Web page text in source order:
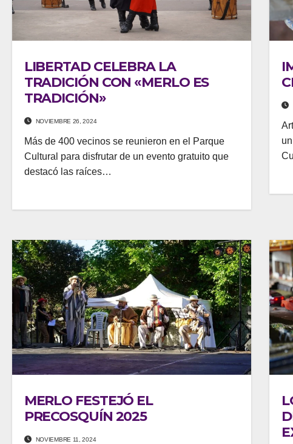
LIBERTAD CELEBRA LA
TRADICIÓN CON «MERLO ES
TRADICIÓN»
NOVIEMBRE 26, 2024
Más de 400 vecinos se reunieron en el Parque
Cultural para disfrutar de un evento gratuito que
destacó las raíces…
MERLO FESTEJÓ EL
PRECOSQUÍN 2025
NOVIEMBRE 11, 2024